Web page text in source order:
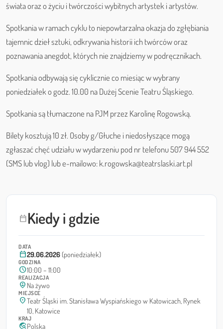
calendar_todayKiedy i gdzie
DATA
calendar_today29.06.2026 (poniedziałek)
GODZINA
schedule10:00 – 11:00
REALIZACJA
person_pin_circle Na żywo
MIEJSCE
location_onTeatr Śląski im. Stanisława Wyspiańskiego w Katowicach, Rynek
10, Katowice
KRAJ
travel_explorePolska
świata oraz o życiu i twórczości wybitnych artystek i artystów.
Spotkania w ramach cyklu to niepowtarzalna okazja do zgłębiania
tajemnic dzieł sztuki, odkrywania historii ich twórców oraz
poznawania anegdot, których nie znajdziemy w podręcznikach.
Spotkania odbywają się cyklicznie co miesiąc w wybrany
poniedziałek o godz. 10.00 na Dużej Scenie Teatru Śląskiego.
Spotkania są tłumaczone na PJM przez Karolinę Rogowską.
Bilety kosztują 10 zł. Osoby g/Głuche i niedosłyszące mogą
zgłaszać chęć udziału w wydarzeniu pod nr telefonu 507 944 552
(SMS lub vlog) lub e-mailowo: k.rogowska@teatrslaski.art.pl